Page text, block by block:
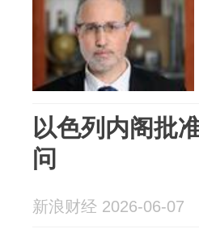
以色列内阁批
问
新浪财经 2026-06-07